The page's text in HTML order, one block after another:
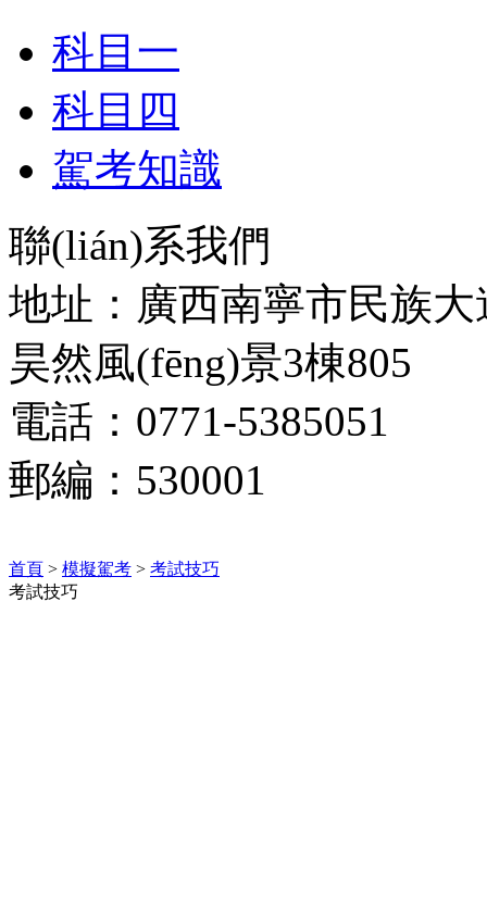
科目一
科目四
駕考知識
聯(lián)系我們
地址：廣西南寧市民族大
昊然風(fēng)景3棟805
電話：0771-5385051
郵編：530001
首頁 > 模擬駕考 > 考試技巧
考試技巧